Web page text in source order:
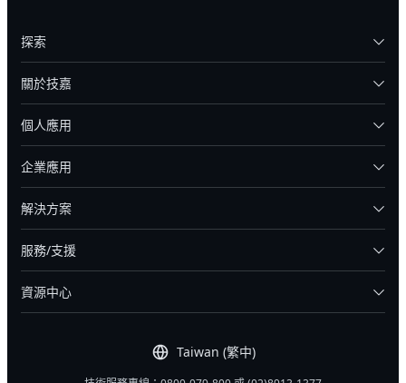
Taiwan (繁中)
探索
關於技嘉
個人應用
企業應用
解決方案
服務/支援
資源中心